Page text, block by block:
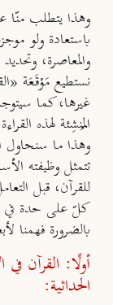
وهذا يتطلب منّا
باستعادة ولو
والمعاصرة،
نستطيع مَوْقَعَة
غيرها، كما
المُنشِئة لهذه
وهذا ما سنحاول
تتمثل وظيفته
للقرآن، قبل
كلّ على حدة في
بالضرورة فهمنا
أولًا: القرآن في
الحداثية: